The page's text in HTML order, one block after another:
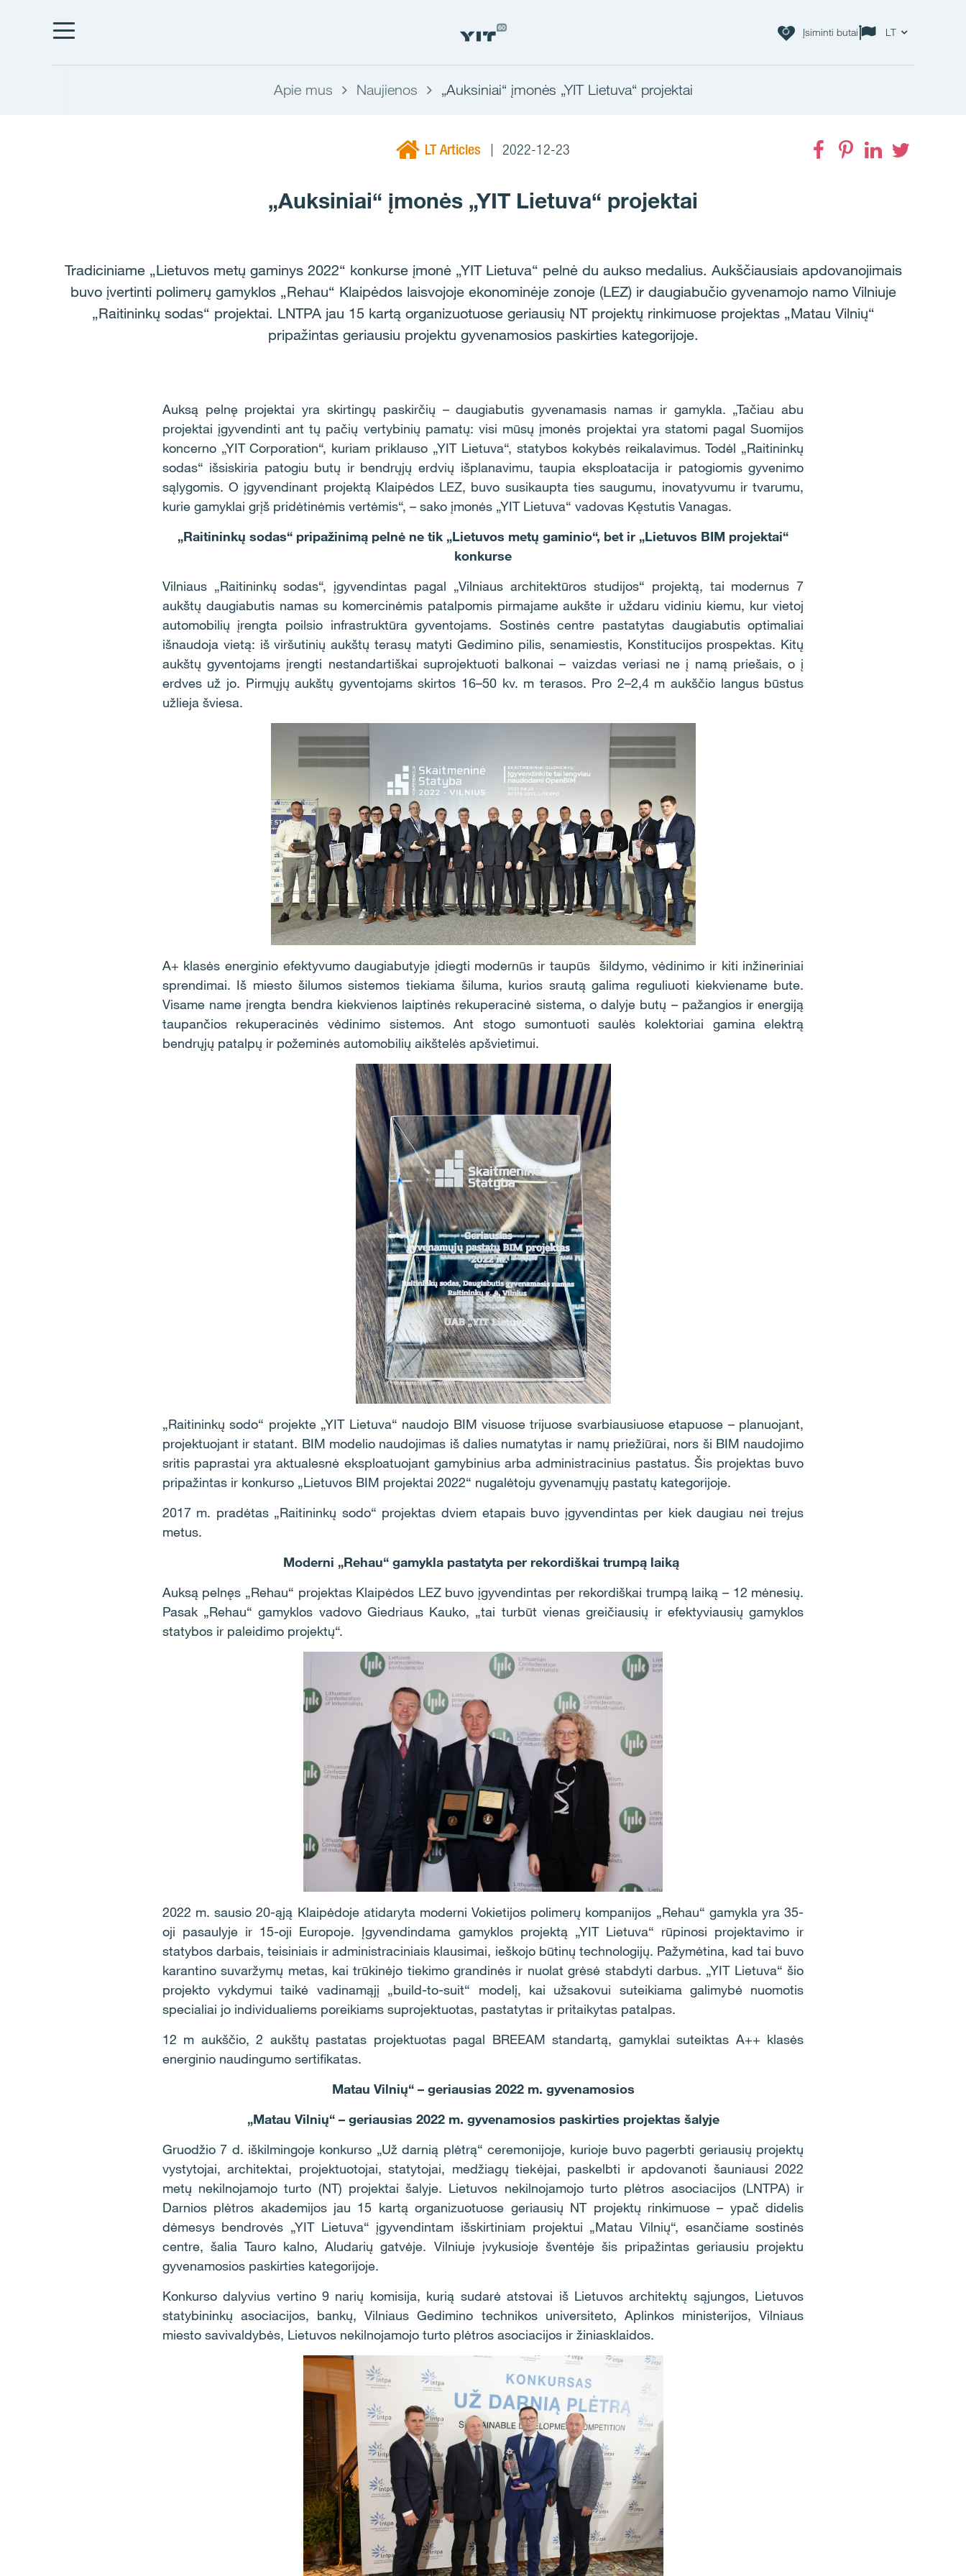
Įsiminti butai LT
Apie mus Naujienos „Auksiniai“ įmonės „YIT Lietuva“ projektai
LT Articles 2022-12-23
„Auksiniai“ įmonės „YIT Lietuva“ projektai
Tradiciniame „Lietuvos metų gaminys 2022“ konkurse įmonė „YIT Lietuva“ pelnė du aukso medalius. Aukščiausiais apdovanojimais
buvo įvertinti polimerų gamyklos „Rehau“ Klaipėdos laisvojoje ekonominėje zonoje (LEZ) ir daugiabučio gyvenamojo namo Vilniuje
„Raitininkų sodas“ projektai. LNTPA jau 15 kartą organizuotuose geriausių NT projektų rinkimuose projektas „Matau Vilnių“
pripažintas geriausiu projektu gyvenamosios paskirties kategorijoje.
Auksą pelnę projektai yra skirtingų paskirčių – daugiabutis gyvenamasis namas ir gamykla. „Tačiau abu
projektai įgyvendinti ant tų pačių vertybinių pamatų: visi mūsų įmonės projektai yra statomi pagal Suomijos
koncerno „YIT Corporation“, kuriam priklauso „YIT Lietuva“, statybos kokybės reikalavimus. Todėl „Raitininkų
sodas“ išsiskiria patogiu butų ir bendrųjų erdvių išplanavimu, taupia eksploatacija ir patogiomis gyvenimo
sąlygomis. O įgyvendinant projektą Klaipėdos LEZ, buvo susikaupta ties saugumu, inovatyvumu ir tvarumu,
kurie gamyklai grįš pridėtinėmis vertėmis“, – sako įmonės „YIT Lietuva“ vadovas Kęstutis Vanagas.
„Raitininkų sodas“ pripažinimą pelnė ne tik „Lietuvos metų gaminio“, bet ir „Lietuvos BIM projektai“
konkurse
Vilniaus „Raitininkų sodas“, įgyvendintas pagal „Vilniaus architektūros studijos“ projektą, tai modernus 7
aukštų daugiabutis namas su komercinėmis patalpomis pirmajame aukšte ir uždaru vidiniu kiemu, kur vietoj
automobilių įrengta poilsio infrastruktūra gyventojams. Sostinės centre pastatytas daugiabutis optimaliai
išnaudoja vietą: iš viršutinių aukštų terasų matyti Gedimino pilis, senamiestis, Konstitucijos prospektas. Kitų
aukštų gyventojams įrengti nestandartiškai suprojektuoti balkonai – vaizdas veriasi ne į namą priešais, o į
erdves už jo. Pirmųjų aukštų gyventojams skirtos 16–50 kv. m terasos. Pro 2–2,4 m aukščio langus būstus
užlieja šviesa.
A+ klasės energinio efektyvumo daugiabutyje įdiegti modernūs ir taupūs šildymo, vėdinimo ir kiti inžineriniai
sprendimai. Iš miesto šilumos sistemos tiekiama šiluma, kurios srautą galima reguliuoti kiekviename bute.
Visame name įrengta bendra kiekvienos laiptinės rekuperacinė sistema, o dalyje butų – pažangios ir energiją
taupančios rekuperacinės vėdinimo sistemos. Ant stogo sumontuoti saulės kolektoriai gamina elektrą
bendrųjų patalpų ir požeminės automobilių aikštelės apšvietimui.
„Raitininkų sodo“ projekte „YIT Lietuva“ naudojo BIM visuose trijuose svarbiausiuose etapuose – planuojant,
projektuojant ir statant. BIM modelio naudojimas iš dalies numatytas ir namų priežiūrai, nors ši BIM naudojimo
sritis paprastai yra aktualesnė eksploatuojant gamybinius arba administracinius pastatus. Šis projektas buvo
pripažintas ir konkurso „Lietuvos BIM projektai 2022“ nugalėtoju gyvenamųjų pastatų kategorijoje.
2017 m. pradėtas „Raitininkų sodo“ projektas dviem etapais buvo įgyvendintas per kiek daugiau nei trejus
metus.
Moderni „Rehau“ gamykla pastatyta per rekordiškai trumpą laiką
Auksą pelnęs „Rehau“ projektas Klaipėdos LEZ buvo įgyvendintas per rekordiškai trumpą laiką – 12 mėnesių.
Pasak „Rehau“ gamyklos vadovo Giedriaus Kauko, „tai turbūt vienas greičiausių ir efektyviausių gamyklos
statybos ir paleidimo projektų“.
2022 m. sausio 20-ąją Klaipėdoje atidaryta moderni Vokietijos polimerų kompanijos „Rehau“ gamykla yra 35-
oji pasaulyje ir 15-oji Europoje. Įgyvendindama gamyklos projektą „YIT Lietuva“ rūpinosi projektavimo ir
statybos darbais, teisiniais ir administraciniais klausimai, ieškojo būtinų technologijų. Pažymėtina, kad tai buvo
karantino suvaržymų metas, kai trūkinėjo tiekimo grandinės ir nuolat grėsė stabdyti darbus. „YIT Lietuva“ šio
projekto vykdymui taikė vadinamąjį „build-to-suit“ modelį, kai užsakovui suteikiama galimybė nuomotis
specialiai jo individualiems poreikiams suprojektuotas, pastatytas ir pritaikytas patalpas.
12 m aukščio, 2 aukštų pastatas projektuotas pagal BREEAM standartą, gamyklai suteiktas A++ klasės
energinio naudingumo sertifikatas.
Matau Vilnių“ – geriausias 2022 m. gyvenamosios
„Matau Vilnių“ – geriausias 2022 m. gyvenamosios paskirties projektas šalyje
Gruodžio 7 d. iškilmingoje konkurso „Už darnią plėtrą“ ceremonijoje, kurioje buvo pagerbti geriausių projektų
vystytojai, architektai, projektuotojai, statytojai, medžiagų tiekėjai, paskelbti ir apdovanoti šauniausi 2022
metų nekilnojamojo turto (NT) projektai šalyje. Lietuvos nekilnojamojo turto plėtros asociacijos (LNTPA) ir
Darnios plėtros akademijos jau 15 kartą organizuotuose geriausių NT projektų rinkimuose – ypač didelis
dėmesys bendrovės „YIT Lietuva“ įgyvendintam išskirtiniam projektui „Matau Vilnių“, esančiame sostinės
centre, šalia Tauro kalno, Aludarių gatvėje. Vilniuje įvykusioje šventėje šis pripažintas geriausiu projektu
gyvenamosios paskirties kategorijoje.
Konkurso dalyvius vertino 9 narių komisija, kurią sudarė atstovai iš Lietuvos architektų sąjungos, Lietuvos
statybininkų asociacijos, bankų, Vilniaus Gedimino technikos universiteto, Aplinkos ministerijos, Vilniaus
miesto savivaldybės, Lietuvos nekilnojamojo turto plėtros asociacijos ir žiniasklaidos.